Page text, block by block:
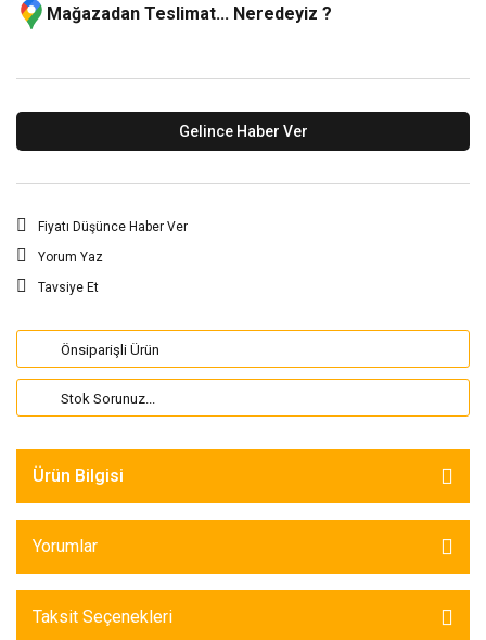
Mağazadan Teslimat... Neredeyiz ?
Gelince Haber Ver
Fiyatı Düşünce Haber Ver
Yorum Yaz
Tavsiye Et
Önsiparişli Ürün
Stok Sorunuz...
Ürün Bilgisi
Yorumlar
Taksit Seçenekleri